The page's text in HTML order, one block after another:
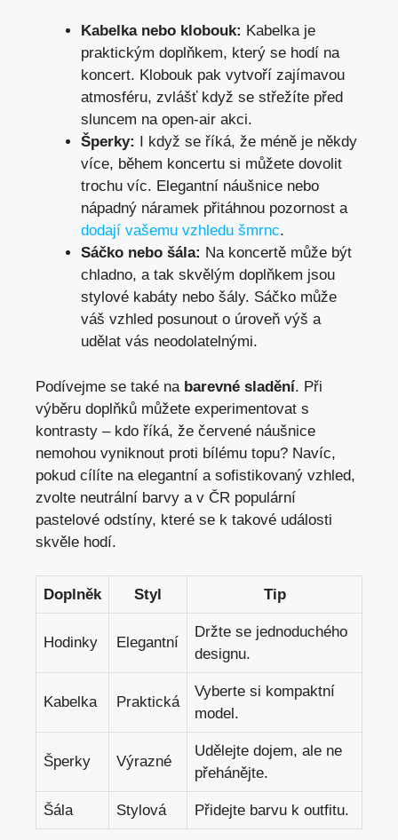
Kabelka nebo klobouk: Kabelka je
praktickým doplňkem, který se hodí na
koncert. Klobouk pak vytvoří zajímavou
atmosféru, zvlášť když se střežíte před
sluncem na open-air akci.
Šperky: I když se říká, že méně je někdy
více, během koncertu si můžete dovolit
trochu víc. Elegantní náušnice nebo
nápadný náramek přitáhnou pozornost a
dodají vašemu vzhledu šmrnc.
Sáčko nebo šála: Na koncertě může být
chladno, a tak skvělým doplňkem jsou
stylové kabáty nebo šály. Sáčko může
váš vzhled posunout o úroveň výš a
udělat vás neodolatelnými.
Podívejme se také na barevné sladění. Při
výběru doplňků můžete experimentovat s
kontrasty – kdo říká, že červené náušnice
nemohou vyniknout proti bílému topu? Navíc,
pokud cílíte na elegantní a sofistikovaný vzhled,
zvolte neutrální barvy a v ČR populární
pastelové odstíny, které se k takové události
skvěle hodí.
Doplněk Styl Tip
Hodinky Elegantní
Držte se jednoduchého
designu.
Kabelka Praktická
Vyberte si kompaktní
model.
Šperky Výrazné
Udělejte dojem, ale ne
přehánějte.
Šála Stylová Přidejte barvu k outfitu.